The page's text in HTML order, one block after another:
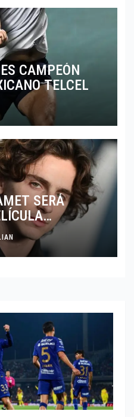
CAMPEÓN
TELCEL
SERÁ
MUNDO DEL